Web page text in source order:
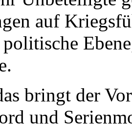
auf
politische
bringt der
und